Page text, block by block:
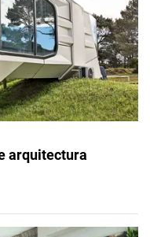
arquitectura